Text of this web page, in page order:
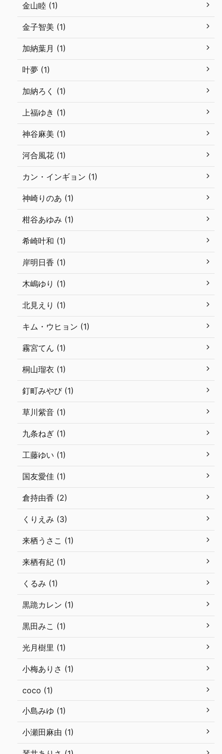
金山睦 (1)
金子智美 (1)
加納葉月 (1)
叶夢 (1)
加納ろく (1)
上福ゆき (1)
神谷麻美 (1)
河合風花 (1)
カン・インギョン (1)
神崎りのあ (1)
柑谷あゆみ (1)
希崎叶和 (1)
岸明日香 (1)
木嶋ゆり (1)
北見えり (1)
キム・ウヒョン (1)
霧宮てん (1)
桐山瑠衣 (1)
釘町みやび (1)
草川紫音 (1)
九条ねぎ (1)
工藤ゆい (1)
国友愛佳 (1)
倉持由香 (2)
くりえみ (3)
来栖うさこ (1)
来栖有紀 (1)
くるみ (1)
黒跪カレン (1)
黒田みこ (1)
光月樹里 (1)
小梅ありさ (1)
coco (1)
小島みゆ (1)
小瀬田麻由 (1)